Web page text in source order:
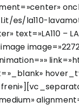
es/la110-
text=»LA110 –